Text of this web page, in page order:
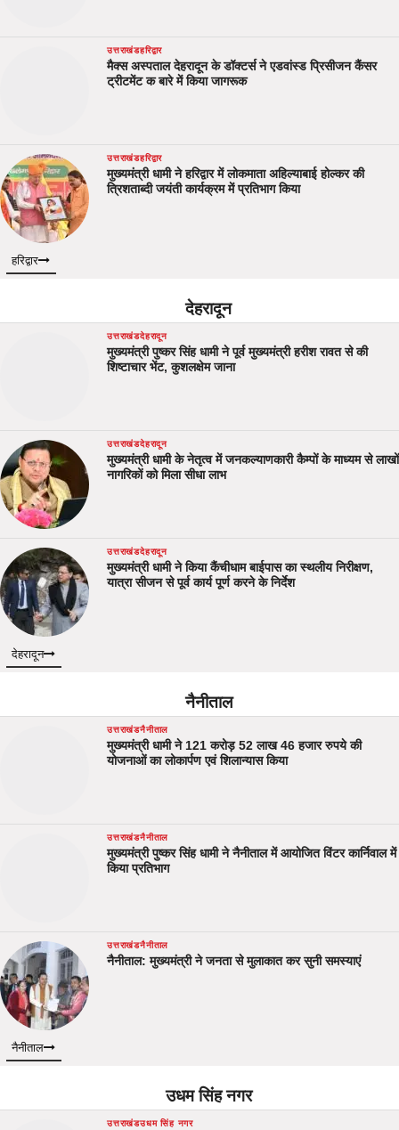
उत्तराखंडहरिद्वार
मैक्स अस्पताल देहरादून के डॉक्टर्स ने एडवांस्ड प्रिसीजन कैंसर
ट्रीटमेंट क बारे में किया जागरूक
उत्तराखंडहरिद्वार
मुख्यमंत्री धामी ने हरिद्वार में लोकमाता अहिल्याबाई होल्कर की
त्रिशताब्दी जयंती कार्यक्रम में प्रतिभाग किया
हरिद्वार
देहरादून
उत्तराखंडदेहरादून
मुख्यमंत्री पुष्कर सिंह धामी ने पूर्व मुख्यमंत्री हरीश रावत से की
शिष्टाचार भेंट, कुशलक्षेम जाना
उत्तराखंडदेहरादून
मुख्यमंत्री धामी के नेतृत्व में जनकल्याणकारी कैम्पों के माध्यम से लाखों
नागरिकों को मिला सीधा लाभ
उत्तराखंडदेहरादून
मुख्यमंत्री धामी ने किया कैंचीधाम बाईपास का स्थलीय निरीक्षण,
यात्रा सीजन से पूर्व कार्य पूर्ण करने के निर्देश
देहरादून
नैनीताल
उत्तराखंडनैनीताल
मुख्यमंत्री धामी ने 121 करोड़ 52 लाख 46 हजार रुपये की
योजनाओं का लोकार्पण एवं शिलान्यास किया
उत्तराखंडनैनीताल
मुख्यमंत्री पुष्कर सिंह धामी ने नैनीताल में आयोजित विंटर कार्निवाल में
किया प्रतिभाग
उत्तराखंडनैनीताल
नैनीताल: मुख्यमंत्री ने जनता से मुलाकात कर सुनी समस्याएं
नैनीताल
उधम सिंह नगर
उत्तराखंडउधम सिंह नगर